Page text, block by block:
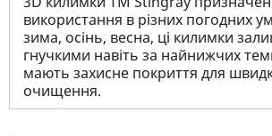
використання в різних погодних
зима, осінь, весна, ці килимки
гнучкими навіть за найнижчих
мають захисне покриття для
очищення.